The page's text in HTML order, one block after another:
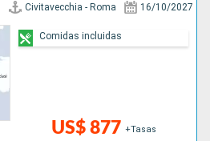
Civitavecchia - Roma 16/10/2027
US$ 877 +Tasas
Comidas incluidas